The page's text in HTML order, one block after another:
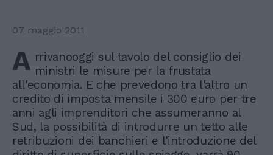
07 maggio 2011
A rrivanooggi sul tavolo del consiglio dei
ministri le misure per la frustata
all'economia. E che prevedono tra l'altro un
credito di imposta mensile i 300 euro per tre
anni agli imprenditori che assumeranno al
Sud, la possibilità di introdurre un tetto alle
retribuzioni dei banchieri e l'introduzione del